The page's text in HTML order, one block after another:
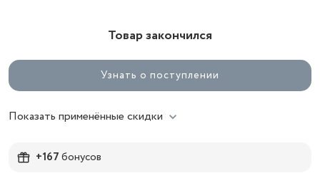
Товар закончился
Узнать о поступлении
Показать применённые скидки
+167бонусов